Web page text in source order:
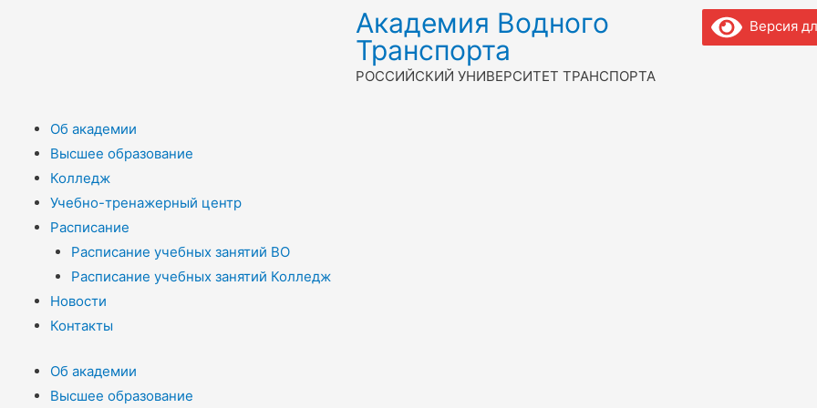
Академия Водного
Транспорта
РОССИЙСКИЙ УНИВЕРСИТЕТ ТРАНСПОРТА
Версия
Об академии
Высшее образование
Колледж
Учебно-тренажерный центр
Расписание
Расписание учебных занятий ВО
Расписание учебных занятий Колледж
Новости
Контакты
Об академии
Высшее образование